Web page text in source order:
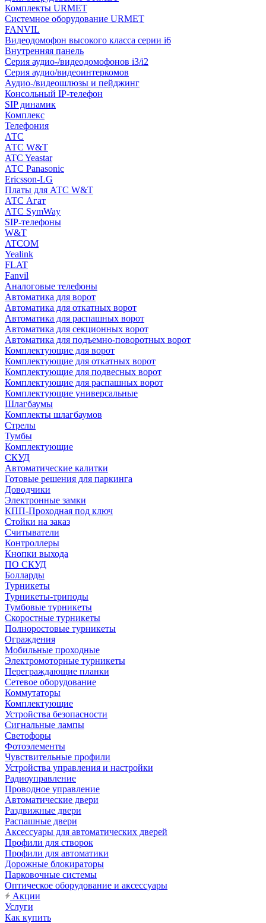
Комплекты URMET
Системное оборудование URMET
FANVIL
Видеодомофон высокого класса серии i6
Внутренняя панель
Серия аудио-/видеодомофонов i3/i2
Серия аудио/видеоинтеркомов
Аудио-/видеошлюзы и пейджинг
Консольный IP-телефон
SIP динамик
Комплекс
Телефония
АТС
АТС W&T
ATC Yeastar
АТС Panasonic
Ericsson-LG
Платы для АТС W&T
АТС Агат
АТС SymWay
SIP-телефоны
W&T
ATCOM
Yealink
FLAT
Fanvil
Аналоговые телефоны
Автоматика для ворот
Автоматика для откатных ворот
Автоматика для распашных ворот
Автоматика для секционных ворот
Автоматика для подъемно-поворотных ворот
Комплектующие для ворот
Комплектующие для откатных ворот
Комплектующие для подвесных ворот
Комплектующие для распашных ворот
Комплектующие универсальные
Шлагбаумы
Комплекты шлагбаумов
Стрелы
Тумбы
Комплектующие
СКУД
Автоматические калитки
Готовые решения для паркинга
Доводчики
Электронные замки
КПП-Проходная под ключ
Стойки на заказ
Считыватели
Контроллеры
Кнопки выхода
ПО СКУД
Болларды
Турникеты
Турникеты-триподы
Тумбовые турникеты
Скоростные турникеты
Полноростовые турникеты
Ограждения
Мобильные проходные
Электромоторные турникеты
Переграждающие планки
Сетевое оборудование
Коммутаторы
Комплектующие
Устройства безопасности
Сигнальные лампы
Светофоры
Фотоэлементы
Чувствительные профили
Устройства управления и настройки
Радиоуправление
Проводное управление
Автоматические двери
Раздвижные двери
Распашные двери
Аксессуары для автоматических дверей
Профили для створок
Профили для автоматики
Дорожные блокираторы
Парковочные системы
Оптическое оборудование и аксессуары
Акции
Услуги
Как купить